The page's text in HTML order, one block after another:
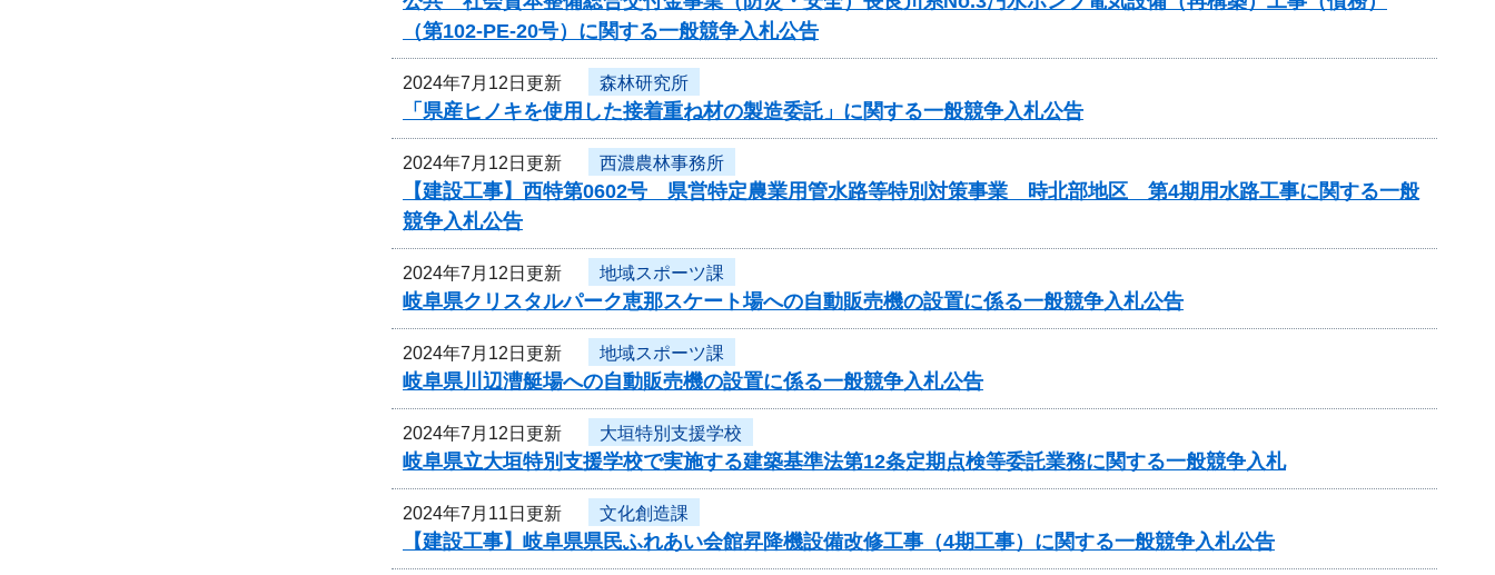
（第102-PE-20号）に関する一般競争入札公告
2024年7月12日更新 森林研究所
「県産ヒノキを使用した接着重ね材の製造委託」に関する一般競争入札公告
2024年7月12日更新 西濃農林事務所
【建設工事】西特第0602号 県営特定農業用管水路等特別対策事業 時北部地区 第4期用水路工事に関する一般
競争入札公告
2024年7月12日更新 地域スポーツ課
岐阜県クリスタルパーク恵那スケート場への自動販売機の設置に係る一般競争入札公告
2024年7月12日更新 地域スポーツ課
岐阜県川辺漕艇場への自動販売機の設置に係る一般競争入札公告
2024年7月12日更新 大垣特別支援学校
岐阜県立大垣特別支援学校で実施する建築基準法第12条定期点検等委託業務に関する一般競争入札
2024年7月11日更新 文化創造課
【建設工事】岐阜県県民ふれあい会館昇降機設備改修工事（4期工事）に関する一般競争入札公告